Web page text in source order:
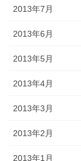
2013年7月
2013年6月
2013年5月
2013年4月
2013年3月
2013年2月
2013年1月